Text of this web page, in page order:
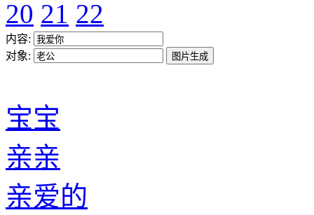
20 21 22
内容:
对象:
宝宝
亲亲
亲爱的